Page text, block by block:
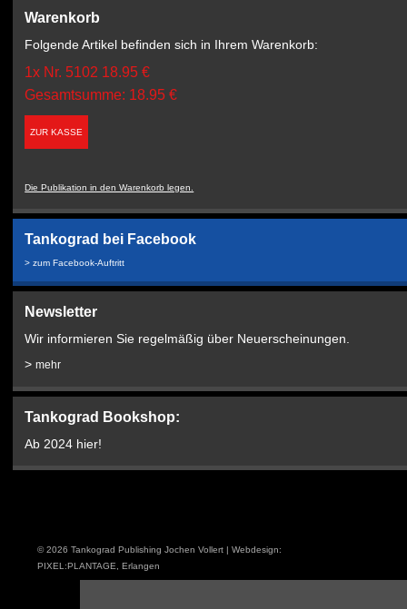
Warenkorb
Folgende Artikel befinden sich in Ihrem Warenkorb:
1x Nr. 5102 18.95 €
Gesamtsumme: 18.95 €
ZUR KASSE
Die Publikation in den Warenkorb legen.
Tankograd bei Facebook
> zum Facebook-Auftritt
Newsletter
Wir informieren Sie regelmäßig über Neuerscheinungen.
>mehr
Tankograd Bookshop:
Ab 2024 hier!
© 2026 Tankograd Publishing Jochen Vollert | Webdesign:
PIXEL:PLANTAGE, Erlangen